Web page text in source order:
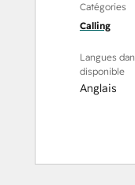
Catégories
Calling
Langues
disponible
Anglais